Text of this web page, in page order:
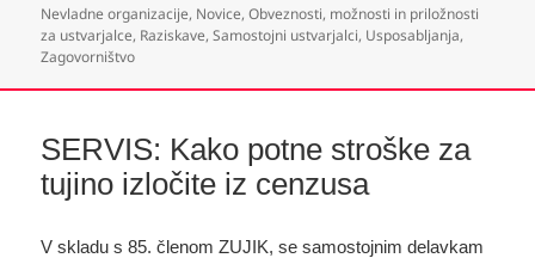
Nevladne organizacije, Novice,Obveznosti, možnosti in priložnosti
za ustvarjalce, Raziskave,Samostojni ustvarjalci, Usposabljanja,
Zagovorništvo
SERVIS: Kako potne stroške za
tujino izločite iz cenzusa
V skladu s 85. členom ZUJIK, se samostojnim delavkam